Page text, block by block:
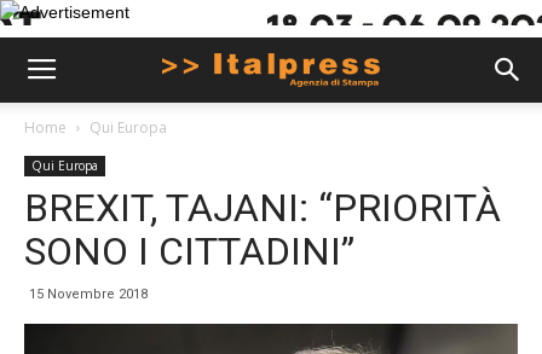
Home Qui Europa
Qui Europa
BREXIT, TAJANI: “PRIORITÀ
SONO I CITTADINI”
15 Novembre 2018